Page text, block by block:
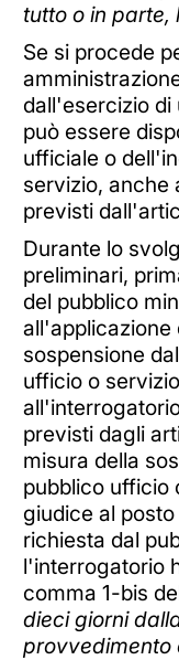
tutto o in parte,
Se si procede
dall'esercizio
può essere
ufficiale o
servizio, anche
previsti
Durante lo
preliminari,
del pubblico
all'applicazione
sospensione
ufficio o
previsti dagli
misura della
pubblico ufficio
giudice al
richiesta dal
l'interrogatorio
comma 1-bis
dieci giorni
provvedimento